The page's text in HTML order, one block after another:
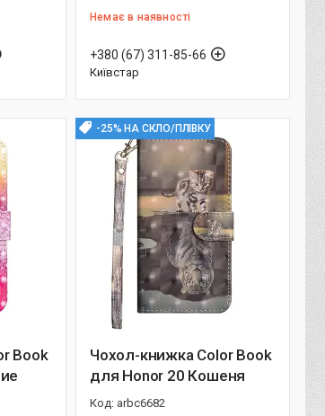
Немає в наявності
+380 (67) 311-85-66
Київстар
Book
-25% НА СКЛО/ПЛІВКУ
Чохол-книжка Color Book
для Honor 20 Кошеня
arbc6682